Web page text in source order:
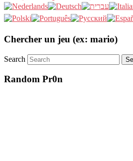
Chercher un jeu (ex: mario)
Search
Random Pr0n